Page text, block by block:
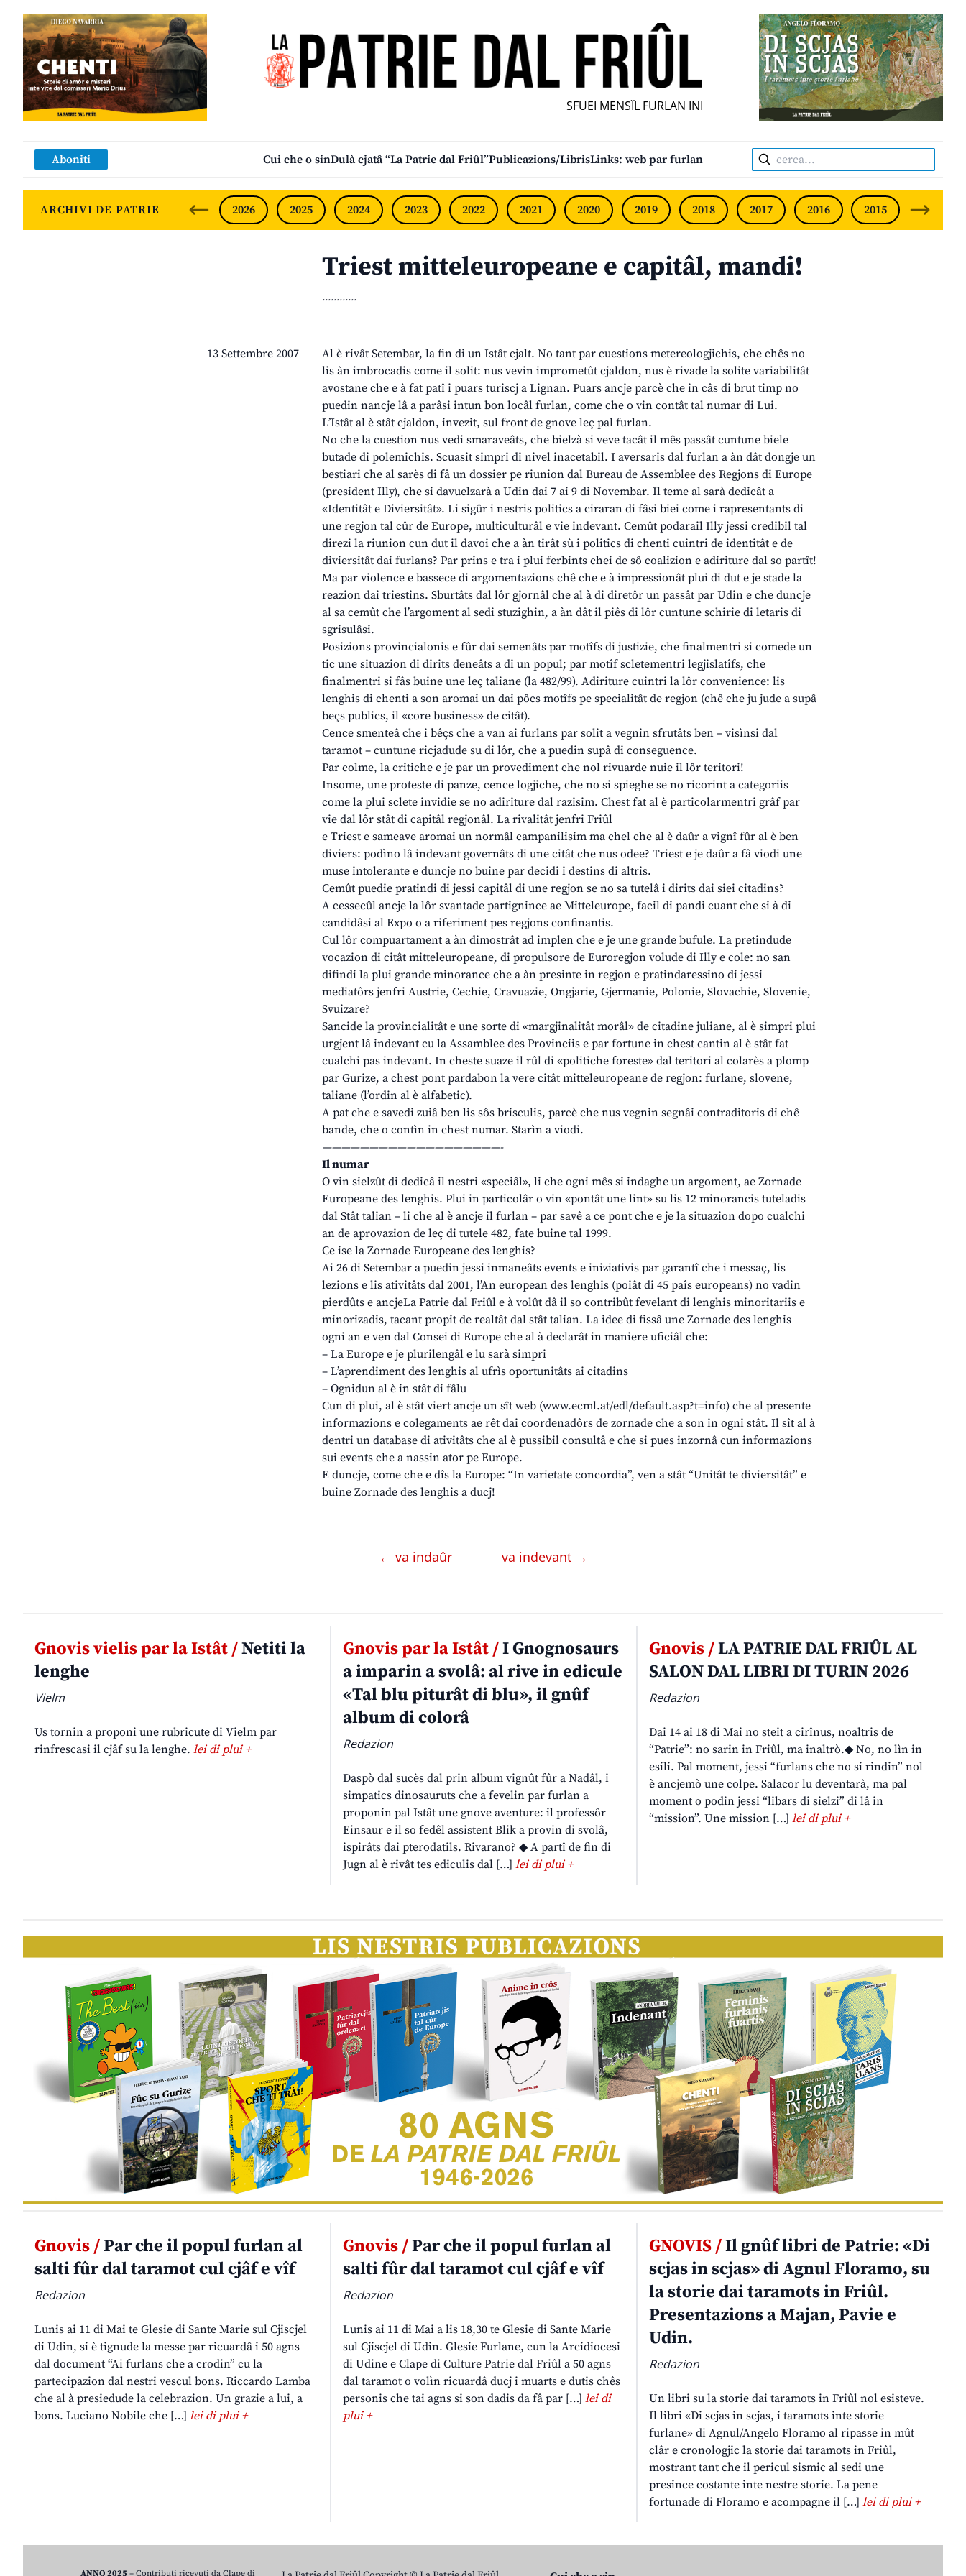
SFUEI MENSÎL FURLAN INDIPENDENT • INDEPENDENT FRIULIAN MONTHLY •
Aboniti Cui che o sinDulà cjatâ “La Patrie dal Friûl”Publicazions/LibrisLinks: web par furlan Cerca:
ARCHIVI DE PATRIE 2026 2025 2024 2023 2022 2021 2020 2019 2018 2017 2016 2015 2014
Triest mitteleuropeane e capitâl, mandi!
............
13 Settembre 2007
Al è rivât Setembar, la fin di un Istât cjalt. No tant par cuestions metereologjichis, che chês no
lis àn imbrocadis come il solit: nus vevin imprometût cjaldon, nus è rivade la solite variabilitât
avostane che e à fat patî i puars turiscj a Lignan. Puars ancje parcè che in câs di brut timp no
puedin nancje lâ a parâsi intun bon locâl furlan, come che o vin contât tal numar di Lui.
L’Istât al è stât cjaldon, invezit, sul front de gnove leç pal furlan.
No che la cuestion nus vedi smaraveâts, che bielzà si veve tacât il mês passât cuntune biele
butade di polemichis. Scuasit simpri di nivel inacetabil. I aversaris dal furlan a àn dât dongje un
bestiari che al sarès di fâ un dossier pe riunion dal Bureau de Assemblee des Regjons di Europe
(president Illy), che si davuelzarà a Udin dai 7 ai 9 di Novembar. Il teme al sarà dedicât a
«Identitât e Diviersitât». Li sigûr i nestris politics a ciraran di fâsi biei come i rapresentants di
une regjon tal cûr de Europe, multiculturâl e vie indevant. Cemût podarail Illy jessi credibil tal
direzi la riunion cun dut il davoi che a àn tirât sù i politics di chenti cuintri de identitât e de
diviersitât dai furlans? Par prins e tra i plui ferbints chei de sô coalizion e adiriture dal so partît!
Ma par violence e bassece di argomentazions chê che e à impressionât plui di dut e je stade la
reazion dai triestins. Sburtâts dal lôr gjornâl che al à di diretôr un passât par Udin e che duncje
al sa cemût che l’argoment al sedi stuzighin, a àn dât il piês di lôr cuntune schirie di letaris di
sgrisulâsi.
Posizions provincialonis e fûr dai semenâts par motîfs di justizie, che finalmentri si comede un
tic une situazion di dirits deneâts a di un popul; par motîf scletementri legjislatîfs, che
finalmentri si fâs buine une leç taliane (la 482/99). Adiriture cuintri la lôr convenience: lis
lenghis di chenti a son aromai un dai pôcs motîfs pe specialitât de regjon (chê che ju jude a supâ
beçs publics, il «core business» de citât).
Cence smenteâ che i bêçs che a van ai furlans par solit a vegnin sfrutâts ben – visìnsi dal
taramot – cuntune ricjadude su di lôr, che a puedin supâ di conseguence.
Par colme, la critiche e je par un provediment che nol rivuarde nuie il lôr teritori!
Insome, une proteste di panze, cence logjiche, che no si spieghe se no ricorint a categoriis
come la plui sclete invidie se no adiriture dal razisim. Chest fat al è particolarmentri grâf par
vie dal lôr stât di capitâl regjonâl. La rivalitât jenfri Friûl
e Triest e sameave aromai un normâl campanilisim ma chel che al è daûr a vignî fûr al è ben
diviers: podìno lâ indevant governâts di une citât che nus odee? Triest e je daûr a fâ viodi une
muse intolerante e duncje no buine par decidi i destins di altris.
Cemût puedie pratindi di jessi capitâl di une regjon se no sa tutelâ i dirits dai siei citadins?
A cessecûl ancje la lôr svantade partignince ae Mitteleurope, facil di pandi cuant che si à di
candidâsi al Expo o a riferiment pes regjons confinantis.
Cul lôr compuartament a àn dimostrât ad implen che e je une grande bufule. La pretindude
vocazion di citât mitteleuropeane, di propulsore de Euroregjon volude di Illy e cole: no san
difindi la plui grande minorance che a àn presinte in regjon e pratindaressino di jessi
mediatôrs jenfri Austrie, Cechie, Cravuazie, Ongjarie, Gjermanie, Polonie, Slovachie, Slovenie,
Svuizare?
Sancide la provincialitât e une sorte di «margjinalitât morâl» de citadine juliane, al è simpri plui
urgjent lâ indevant cu la Assamblee des Provinciis e par fortune in chest cantin al è stât fat
cualchi pas indevant. In cheste suaze il rûl di «politiche foreste» dal teritori al colarès a plomp
par Gurize, a chest pont pardabon la vere citât mitteleuropeane de regjon: furlane, slovene,
taliane (l’ordin al è alfabetic).
A pat che e savedi zuiâ ben lis sôs brisculis, parcè che nus vegnin segnâi contraditoris di chê
bande, che o contìn in chest numar. Starìn a viodi.
———————————————————-
Il numar
O vin sielzût di dedicâ il nestri «speciâl», li che ogni mês si indaghe un argoment, ae Zornade
Europeane des lenghis. Plui in particolâr o vin «pontât une lint» su lis 12 minorancis tuteladis
dal Stât talian – li che al è ancje il furlan – par savê a ce pont che e je la situazion dopo cualchi
an de aprovazion de leç di tutele 482, fate buine tal 1999.
Ce ise la Zornade Europeane des lenghis?
Ai 26 di Setembar a puedin jessi inmaneâts events e iniziativis par garantî che i messaç, lis
lezions e lis ativitâts dal 2001, l’An european des lenghis (poiât di 45 paîs europeans) no vadin
pierdûts e ancjeLa Patrie dal Friûl e à volût dâ il so contribût fevelant di lenghis minoritariis e
minorizadis, tacant propit de realtât dal stât talian. La idee di fissâ une Zornade des lenghis
ogni an e ven dal Consei di Europe che al à declarât in maniere uficiâl che:
– La Europe e je plurilengâl e lu sarà simpri
– L’aprendiment des lenghis al ufrìs oportunitâts ai citadins
– Ognidun al è in stât di fâlu
Cun di plui, al è stât viert ancje un sît web (www.ecml.at/edl/default.asp?t=info) che al presente
informazions e colegaments ae rêt dai coordenadôrs de zornade che a son in ogni stât. Il sît al à
dentri un database di ativitâts che al è pussibil consultâ e che si pues inzornâ cun informazions
sui events che a nassin ator pe Europe.
E duncje, come che e dîs la Europe: “In varietate concordia”, ven a stât “Unitât te diviersitât” e
buine Zornade des lenghis a ducj!
← va indaûr va indevant →
Gnovis vielis par la Istât /Netiti la
lenghe
Vielm
Us tornin a proponi une rubricute di Vielm par
rinfrescasi il cjâf su la lenghe. lei di plui +
Gnovis par la Istât /I Gnognosaurs
a imparin a svolâ: al rive in edicule
«Tal blu piturât di blu», il gnûf
album di colorâ
Redazion
Daspò dal sucès dal prin album vignût fûr a Nadâl, i
simpatics dinosauruts che a fevelin par furlan a
proponin pal Istât une gnove aventure: il professôr
Einsaur e il so fedêl assistent Blik a provin di svolâ,
ispirâts dai pterodatils. Rivarano? ◆ A partî de fin di
Jugn al è rivât tes ediculis dal […] lei di plui +
Gnovis /LA PATRIE DAL FRIÛL AL
SALON DAL LIBRI DI TURIN 2026
Redazion
Dai 14 ai 18 di Mai no steit a cirînus, noaltris de
“Patrie”: no sarin in Friûl, ma inaltrò.◆ No, no lìn in
esili. Pal moment, jessi “furlans che no si rindin” nol
è ancjemò une colpe. Salacor lu deventarà, ma pal
moment o podin jessi “libars di sielzi” di lâ in
“mission”. Une mission […]lei di plui +
Gnovis /Par che il popul furlan al
salti fûr dal taramot cul cjâf e vîf
Redazion
Lunis ai 11 di Mai te Glesie di Sante Marie sul Cjiscjel
di Udin, si è tignude la messe par ricuardâ i 50 agns
dal document “Ai furlans che a crodin” cu la
partecipazion dal nestri vescul bons. Riccardo Lamba
che al à presiedude la celebrazion. Un grazie a lui, a
bons. Luciano Nobile che […] lei di plui +
Gnovis /Par che il popul furlan al
salti fûr dal taramot cul cjâf e vîf
Redazion
Lunis ai 11 di Mai a lis 18,30 te Glesie di Sante Marie
sul Cjiscjel di Udin. Glesie Furlane, cun la Arcidiocesi
di Udine e Clape di Culture Patrie dal Friûl a 50 agns
dal taramot o volìn ricuardâ ducj i muarts e dutis chês
personis che tai agns si son dadis da fâ par […] lei di
plui +
GNOVIS /Il gnûf libri de Patrie: «Di
scjas in scjas» di Agnul Floramo, su
la storie dai taramots in Friûl.
Presentazions a Majan, Pavie e
Udin.
Redazion
Un libri su la storie dai taramots in Friûl nol esisteve.
Il libri «Di scjas in scjas, i taramots inte storie
furlane» di Agnul/Angelo Floramo al ripasse in mût
clâr e cronologjic la storie dai taramots in Friûl,
mostrant tant che il pericul sismic al sedi une
presince costante inte nestre storie. La pene
fortunade di Floramo e acompagne il […]lei di plui +
ANNO 2025 – Contributi ricevuti da Clape di